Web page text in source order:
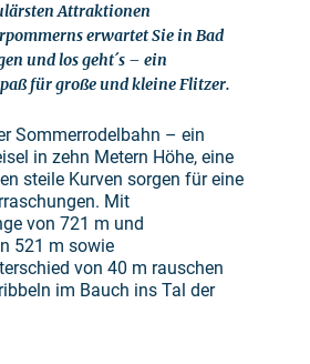
Attraktionen
erwartet Sie in Bad
und los geht´s – ein
für große und kleine Flitzer.
Sommerrodelbahn – ein
in zehn Metern Höhe, eine
steile Kurven sorgen für eine
Mit
von 721 m und
521 m sowie
von 40 m rauschen
im Bauch ins Tal der